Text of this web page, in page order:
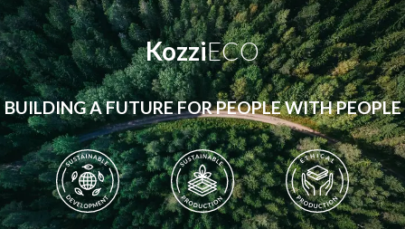
KozziECO
BUILDING A FUTURE FOR PEOPLE WITH PEOPLE